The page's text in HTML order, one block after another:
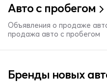
Авто с пробегом
Объявления о продаже
продажа авто с пробегом
Бренды новых